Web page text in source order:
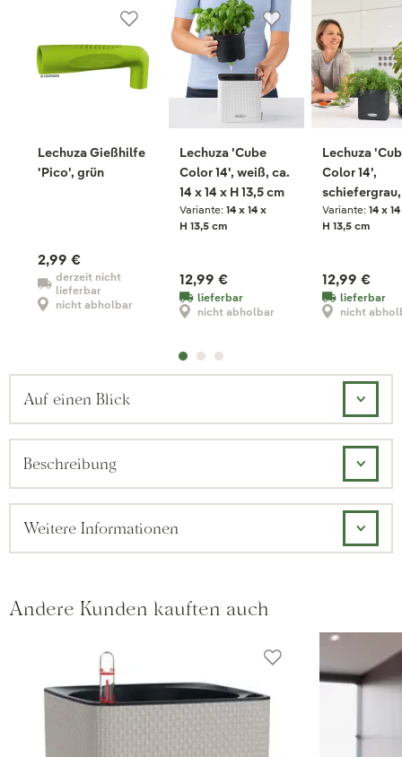
Lechuza Gießhilfe
'Pico', grün
2,99 €
derzeit nicht
lieferbar
nicht abholbar
Lechuza 'Cube
Color 14', weiß, ca.
14 x 14 x H 13,5 cm
Variante:14 x 14 x
H 13,5 cm
12,99 €
lieferbar
nicht abholbar
Lechuza
Color 14',
14 x 14 x H
Variante: 14 x
H 13,5 cm
12,99 €
lieferbar
nicht
Auf einen Blick
Beschreibung
Weitere Informationen
Andere Kunden kauften auch